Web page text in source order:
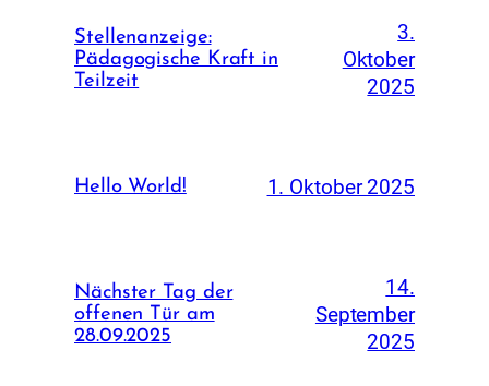
Stellenanzeige:
Pädagogische Kraft in
Teilzeit
3.
Oktober
2025
Hello World! 1. Oktober 2025
Nächster Tag der
offenen Tür am
28.09.2025
14.
September
2025